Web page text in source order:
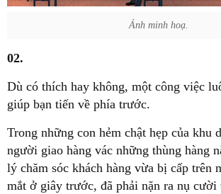
Ảnh minh hoạ.
02.
Dù có thích hay không, một công việc
giúp bạn tiến về phía trước.
Trong những con hẻm chật hẹp của khu
người giao hàng vác những thùng hàng
lý chăm sóc khách hàng vừa bị cấp trên
mắt ở giây trước, đã phải nặn ra nụ cười